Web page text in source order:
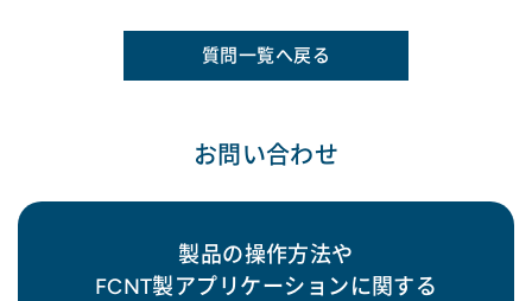
質問一覧へ戻る
お問い合わせ
製品の操作方法や
FCNT製アプリケーションに関する